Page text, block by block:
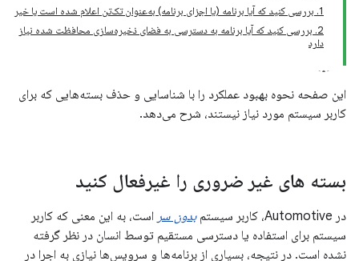
1. بررسی کنید که آیا برنامه (یا اجزای برنامه) به‌عنوان تک‌تن اعلام شده است یا خیر
2. بررسی کنید که آیا برنامه به دسترسی به فضای ذخیره‌سازی محافظت شده نیاز
دارد
این صفحه نحوه بهبود عملکرد را با شناسایی و حذف بسته‌هایی که برای
کاربر سیستم مورد نیاز نیستند، شرح می‌دهد.
بسته های غیر ضروری را غیرفعال کنید
در Automotive، کاربر سیستم بدون سر است، به این معنی که کاربر
سیستم برای استفاده یا دسترسی مستقیم توسط انسان در نظر گرفته
نشده است. در نتیجه، بسیاری از برنامه‌ها و سرویس‌ها نیازی به اجرا در